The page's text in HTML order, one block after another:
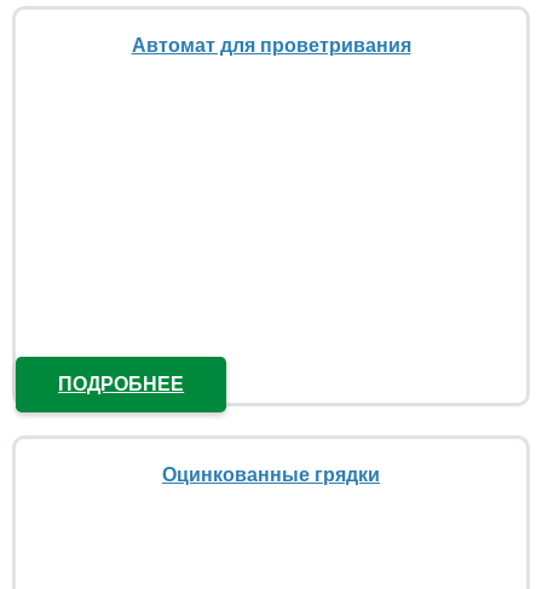
Автомат для проветривания
ПОДРОБНЕЕ
Оцинкованные грядки